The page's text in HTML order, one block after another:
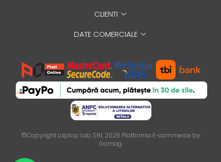
CLIENTI
DATE COMERCIALE
©Copyright Laptop Lab SRL 2026 Platforma E-commerce by
Gomag